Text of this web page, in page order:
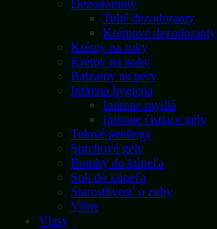
Dezodoranty
Tuhé dezodoranty
Krémové dezodoranty
Krémy na ruky
Krémy na nohy
Balzamy na pery
Intímna hygiena
Intímne mydlá
Intímne čistiace gély
Telové peelingy
Sprchové gély
Bomby do kúpeľa
Soli do kúpeľa
Starostlivosť o zuby
Vône
Vlasy